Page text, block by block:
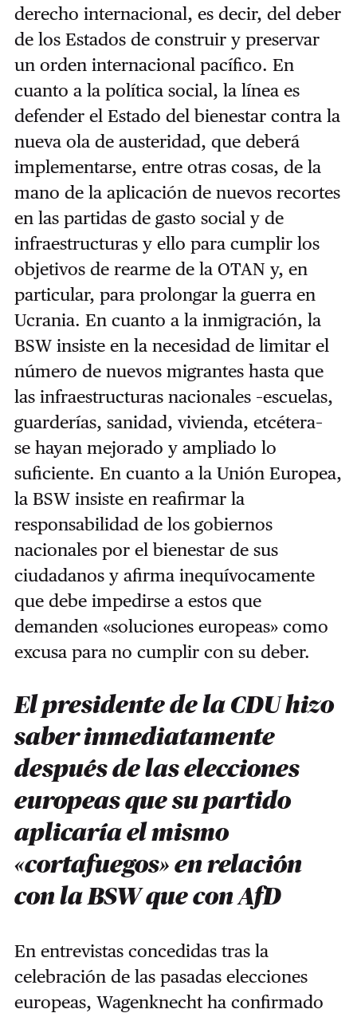
derecho internacional, es decir, del deber
de los Estados de construir y preservar
un orden internacional pacífico. En
cuanto a la política social, la línea es
defender el Estado del bienestar contra la
nueva ola de austeridad, que deberá
implementarse, entre otras cosas, de la
mano de la aplicación de nuevos recortes
en las partidas de gasto social y de
infraestructuras y ello para cumplir los
objetivos de rearme de la OTAN y, en
particular, para prolongar la guerra en
Ucrania. En cuanto a la inmigración, la
BSW insiste en la necesidad de limitar el
número de nuevos migrantes hasta que
las infraestructuras nacionales –escuelas,
guarderías, sanidad, vivienda, etcétera–
se hayan mejorado y ampliado lo
suficiente. En cuanto a la Unión Europea,
la BSW insiste en reafirmar la
responsabilidad de los gobiernos
nacionales por el bienestar de sus
ciudadanos y afirma inequívocamente
que debe impedirse a estos que
demanden «soluciones europeas» como
excusa para no cumplir con su deber.
El presidente de la CDU hizo
saber inmediatamente
después de las elecciones
europeas que su partido
aplicaría el mismo
«cortafuegos» en relación
con la BSW que con AfD
En entrevistas concedidas tras la
celebración de las pasadas elecciones
europeas, Wagenknecht ha confirmado